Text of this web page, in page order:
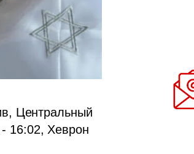
Центральный
16:02, Хеврон